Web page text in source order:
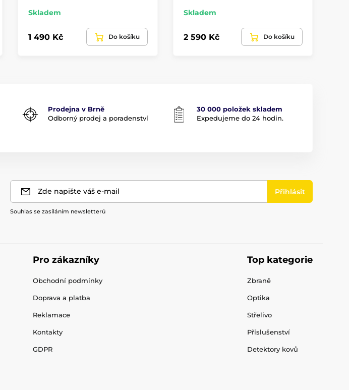
Skladem
1 490 Kč Do košíku
Skladem
2 590 Kč Do košíku
Prodejna v Brně
Odborný prodej a poradenství
30 000 položek skladem
Expedujeme do 24 hodin.
Zde napište váš e-mail Přihlásit
Souhlas se zasíláním newsletterů
Pro zákazníky
Obchodní podmínky
Doprava a platba
Reklamace
Kontakty
GDPR
Top kategorie
Zbraně
Optika
Střelivo
Příslušenství
Detektory kovů